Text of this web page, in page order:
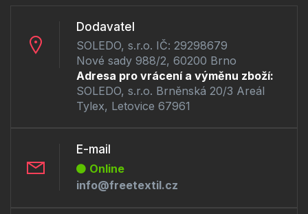
Dodavatel
SOLEDO, s.r.o. IČ: 29298679
Nové sady 988/2, 60200 Brno
Adresa pro vrácení a výměnu zboží:
SOLEDO, s.r.o. Brněnská 20/3 Areál
Tylex, Letovice 67961
E-mail
Online
info@freetextil.cz